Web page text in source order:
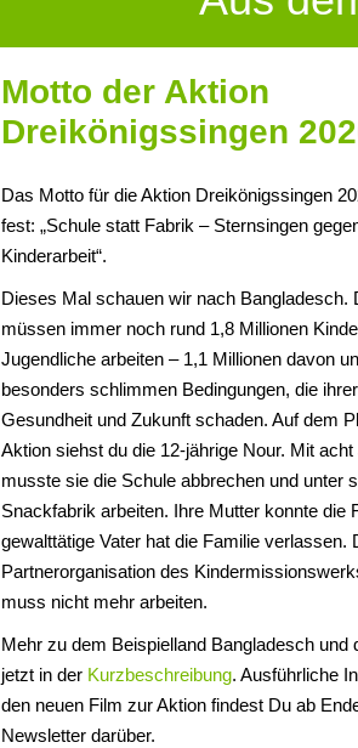
Motto der Aktion
Dreikönigssingen
Das Motto für die Aktion Dreikönigssingen
fest: „Schule statt Fabrik – Sternsingen
Kinderarbeit“.
Dieses Mal schauen wir nach Bangladesch.
müssen immer noch rund 1,8 Millionen
Jugendliche arbeiten – 1,1 Millionen davon
besonders schlimmen Bedingungen, die ihrer
Gesundheit und Zukunft schaden. Auf dem
Aktion siehst du die 12-jährige Nour. Mit acht
musste sie die Schule abbrechen und unter
Snackfabrik arbeiten. Ihre Mutter konnte die
gewalttätige Vater hat die Familie verlassen.
Partnerorganisation des
muss nicht mehr arbeiten.
Mehr zu dem Beispielland Bangladesch
jetzt in der Kurzbeschreibung. Ausführliche
den neuen Film zur Aktion findest Du ab
Newsletter darüber.